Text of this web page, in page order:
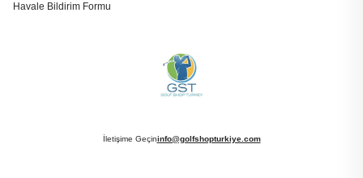
İletişime Geçininfo@golfshopturkiye.com
Havale Bildirim Formu